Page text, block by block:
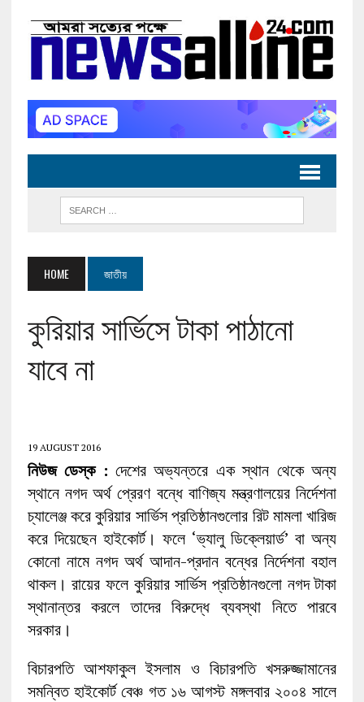
HOME জাতীয়
কুরিয়ার সার্ভিসে টাকা পাঠানো
যাবে না
19 AUGUST 2016
নিউজ ডেস্ক : দেশের অভ্যন্তরে এক স্থান থেকে অন্য
স্থানে নগদ অর্থ প্রেরণ বন্ধে বাণিজ্য মন্ত্রণালয়ের নির্দেশনা
চ্যালেঞ্জ করে কুরিয়ার সার্ভিস প্রতিষ্ঠানগুলোর রিট মামলা খারিজ
করে দিয়েছেন হাইকোর্ট। ফলে ‘ভ্যালু ডিক্লেয়ার্ড’ বা অন্য
কোনো নামে নগদ অর্থ আদান-প্রদান বন্ধের নির্দেশনা বহাল
থাকল। রায়ের ফলে কুরিয়ার সার্ভিস প্রতিষ্ঠানগুলো নগদ টাকা
স্থানান্তর করলে তাদের বিরুদ্ধে ব্যবস্থা নিতে পারবে
সরকার।
বিচারপতি আশফাকুল ইসলাম ও বিচারপতি খসরুজ্জামানের
সমন্বিত হাইকোর্ট বেঞ্চ গত ১৬ আগস্ট মঙ্গলবার ২০০৪ সালে